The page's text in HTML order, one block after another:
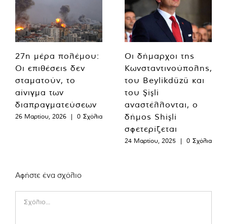
27η μέρα πολέμου:
Οι επιθέσεις δεν
σταματούν, το
αίνιγμα των
διαπραγματεύσεων
26 Μαρτίου, 2026 | 0 Σχόλια
Οι δήμαρχοι της
Κωνσταντινούπολης,
του Beylikdüzü και
του Şişli
αναστέλλονται, ο
δήμος Shişli
σφετερίζεται
24 Μαρτίου, 2025 | 0 Σχόλια
Αφήστε ένα σχόλιο